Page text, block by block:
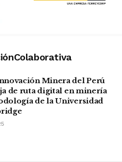
Minera del Perú
de ruta digital en minería
de la Universidad